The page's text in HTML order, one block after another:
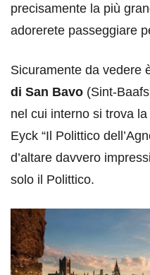
precisamente la più
adorerete passeggiare
Sicuramente da vedere
di San Bavo (Sint-
nel cui interno si trova
Eyck “Il Polittico
d’altare davvero
solo il Polittico.